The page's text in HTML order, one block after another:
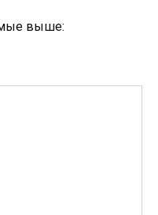
выше: